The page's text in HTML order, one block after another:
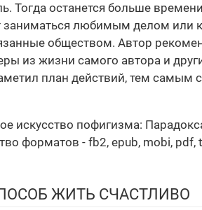
Тогда останется больше
заниматься любимым делом или
обществом. Автор
из жизни самого автора и
план действий, тем самым
искусство пофигизма:
форматов - fb2, epub, mobi, pdf,
ЖИТЬ СЧАСТЛИВО